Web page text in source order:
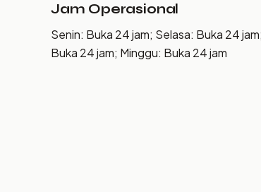
Jam Operasional
Senin: Buka 24 jam; Selasa: Buka 24
Buka 24 jam; Minggu: Buka 24 jam